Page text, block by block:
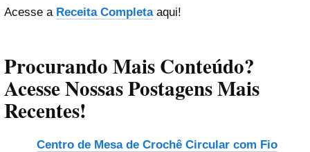
Acesse a Receita Completaaqui!
Procurando Mais Conteúdo?
Acesse Nossas Postagens Mais
Recentes!
Centro de Mesa de Crochê Circular com Fio